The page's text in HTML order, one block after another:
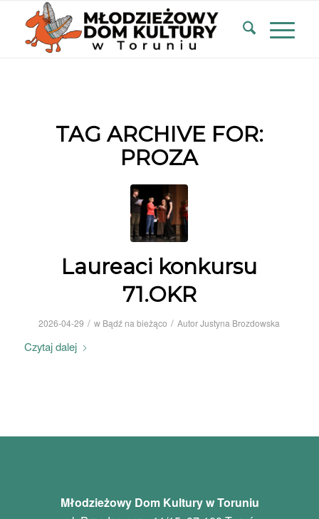
TAG ARCHIVE FOR:
PROZA
Laureaci konkursu
71.OKR
2026-04-29 / w Bądź na bieżąco / AutorJustyna Brozdowska
Czytaj dalej
Młodzieżowy Dom Kultury w Toruniu